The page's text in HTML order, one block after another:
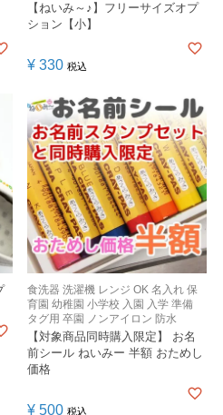
【ねいみ～♪】フリーサイズオプ
ション【小】
¥ 330 税込
食洗器 洗濯機 レンジ OK 名入れ 保
育園 幼稚園 小学校 入園 入学 準備
タグ用 卒園 ノンアイロン 防水
【対象商品同時購入限定】 お名
前シール ねいみー 半額 おためし
価格
¥ 500 税込